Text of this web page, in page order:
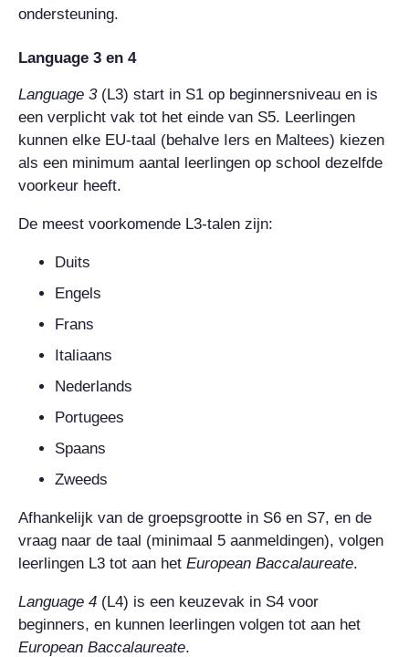
ondersteuning.
Language 3 en 4
Language 3(L3) start in S1 op beginnersniveau en is
een verplicht vak tot het einde van S5. Leerlingen
kunnen elke EU-taal (behalve Iers en Maltees) kiezen
als een minimum aantal leerlingen op school dezelfde
voorkeur heeft.
De meest voorkomende L3-talen zijn:
Duits
Engels
Frans
Italiaans
Nederlands
Portugees
Spaans
Zweeds
Afhankelijk van de groepsgrootte in S6 en S7, en de
vraag naar de taal (minimaal 5 aanmeldingen), volgen
leerlingen L3 tot aan het European Baccalaureate.
Language 4 (L4) is een keuzevak in S4 voor
beginners, en kunnen leerlingen volgen tot aan het
European Baccalaureate.